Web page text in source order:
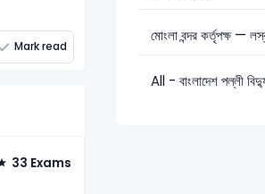
Mark read
33 Exams
মোংলা বন্দর কর্তৃপক্ষ —
All - বাংলাদেশ পল্লী